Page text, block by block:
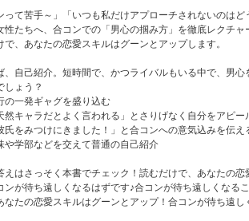
って苦手～」「いつも私だけアプローチされないのはど
性たちへ、合コンでの「男心の掴み方」を徹底レクチャ
で、あなたの恋愛スキルはグーンとアップします。
、自己紹介。短時間で、かつライバルもいる中で、男心
しょう？
の一発ギャグを盛り込む
然キャラだとよく言われる」とさりげなく自分をアピー
氏をみつけにきました！」と合コンへの意気込みを伝え
や学部などを交えて普通の自己紹介
えはさっそく本書でチェック！読むだけで、あなたの恋
ンが待ち遠しくなるはずです♪合コンが待ち遠しくなる
なたの恋愛スキルはグーンとアップ！合コンが待ち遠し